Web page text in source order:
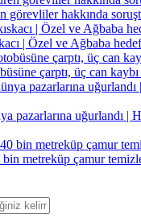
görevliler hakkında
| Özel ve Ağbaba
çarptı, üç can
pazarlarına uğurlandı |
metreküp çamur